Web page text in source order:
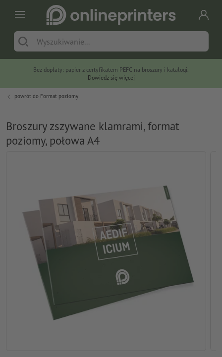
Bez dopłaty: papier z certyfikatem PEFC na broszury i katalogi.
Dowiedz się więcej
powrót do Format poziomy
Broszury zszywane klamrami, format
poziomy, połowa A4